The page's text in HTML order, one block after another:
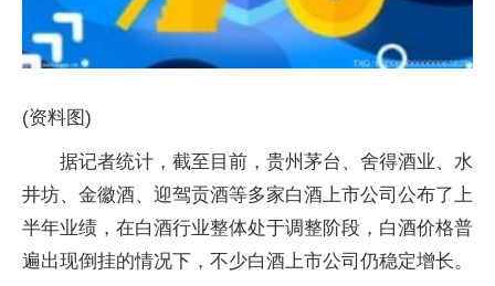
(资料图)
据记者统计，截至目前，贵州茅台、舍得酒业、水
井坊、金徽酒、迎驾贡酒等多家白酒上市公司公布了上
半年业绩，在白酒行业整体处于调整阶段，白酒价格普
遍出现倒挂的情况下，不少白酒上市公司仍稳定增长。